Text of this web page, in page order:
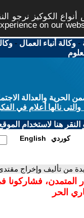
الكوكيز نرجو
on our
-وكالة أنباء العمال -
والعدالة
نالها أعلام في
هنا لاستخدام
English كوردي
من تأليف وإخراج
المتمدن،
الحر